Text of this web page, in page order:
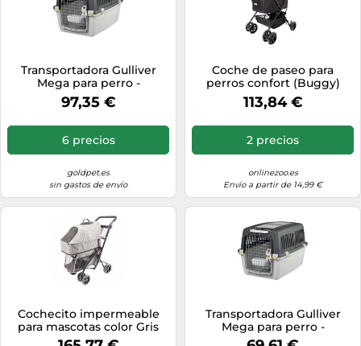
Transportadora Gulliver
Mega para perro -
Stefanplast - Mediciones:
102 x 72 x 76 cm
97,35 €
6 precios
goldpet.es
sin gastos de envío
Coche de paseo para
perros confort (Buggy)
Meghan
113,84 €
2 precios
onlinezoo.es
Envío a partir de 14,99 €
Cochecito impermeable
para mascotas color Gris
Transportadora Gulliver
Mega para perro -
Stefanplast - Mediciones: 81